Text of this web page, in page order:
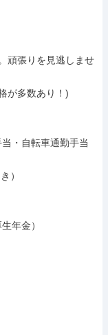
頑張りを見逃しませ
が多数あり！)
・自転車通勤手当
）
年金）